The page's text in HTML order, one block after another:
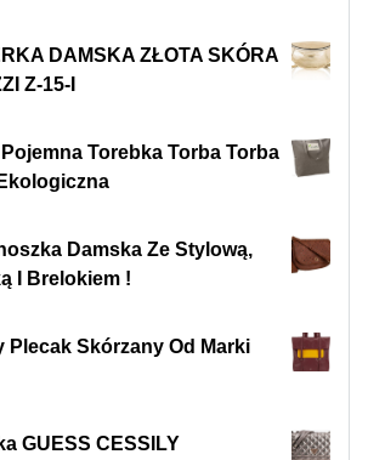
DAMSKA ZŁOTA SKÓRA
Z-15-I
Torebka Torba Torba
Damska Ze Stylową,
I Brelokiem !
Plecak Skórzany Od Marki
GUESS CESSILY